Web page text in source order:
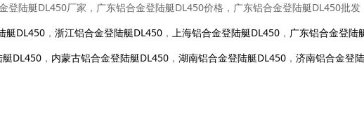
登陆艇DL450厂家，广东铝合金登陆艇DL450价格，广东铝合金登陆艇DL450批
艇DL450 ， 浙江铝合金登陆艇DL450 ， 上海铝合金登陆艇DL450 ， 广东铝合金登陆
DL450 ， 内蒙古铝合金登陆艇DL450 ， 湖南铝合金登陆艇DL450 ， 济南铝合金登